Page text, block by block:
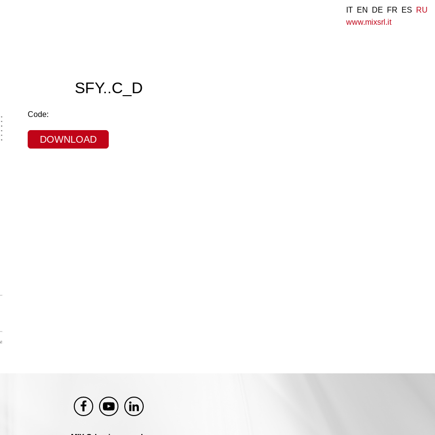
IT EN DE FR ES
RU
www.mixsrl.it
SFY..C_D
Code:
DOWNLOAD